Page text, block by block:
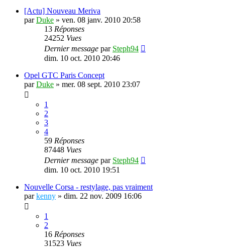
[Actu] Nouveau Meriva
parDuke » ven. 08 janv. 2010 20:58
13 Réponses
24252 Vues
Dernier message par Steph94
dim. 10 oct. 2010 20:46
Opel GTC Paris Concept
parDuke » mer. 08 sept. 2010 23:07
1
2
3
4
59 Réponses
87448 Vues
Dernier message par Steph94
dim. 10 oct. 2010 19:51
Nouvelle Corsa - restylage, pas vraiment
parkenny » dim. 22 nov. 2009 16:06
1
2
16 Réponses
31523 Vues